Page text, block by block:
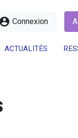
account_circle Connexion
ACTUALITÉS